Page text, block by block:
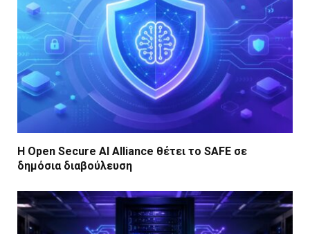
Η Open Secure AI Alliance θέτει το SAFE σε
δημόσια διαβούλευση